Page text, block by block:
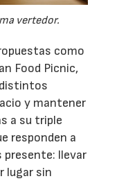
vertedor.
como
Food Picnic,
y mantener
a su triple
responden a
presente: llevar
lugar sin